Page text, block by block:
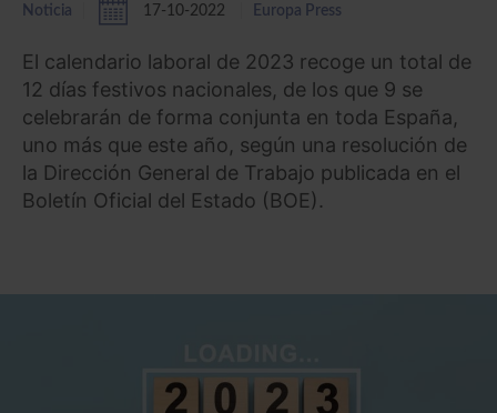
Noticia 17-10-2022 Europa Press
El calendario laboral de 2023 recoge un total de
12 días festivos nacionales, de los que 9 se
celebrarán de forma conjunta en toda España,
uno más que este año, según una resolución de
la Dirección General de Trabajo publicada en el
Boletín Oficial del Estado (BOE).